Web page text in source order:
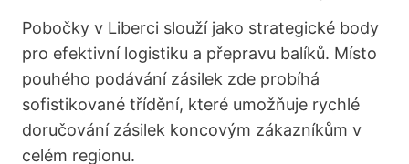
Pobočky v Liberci slouží jako strategické body
pro efektivní logistiku a přepravu balíků. Místo
pouhého podávání zásilek zde probíhá
sofistikované třídění, které umožňuje rychlé
doručování zásilek koncovým zákazníkům v
celém regionu.